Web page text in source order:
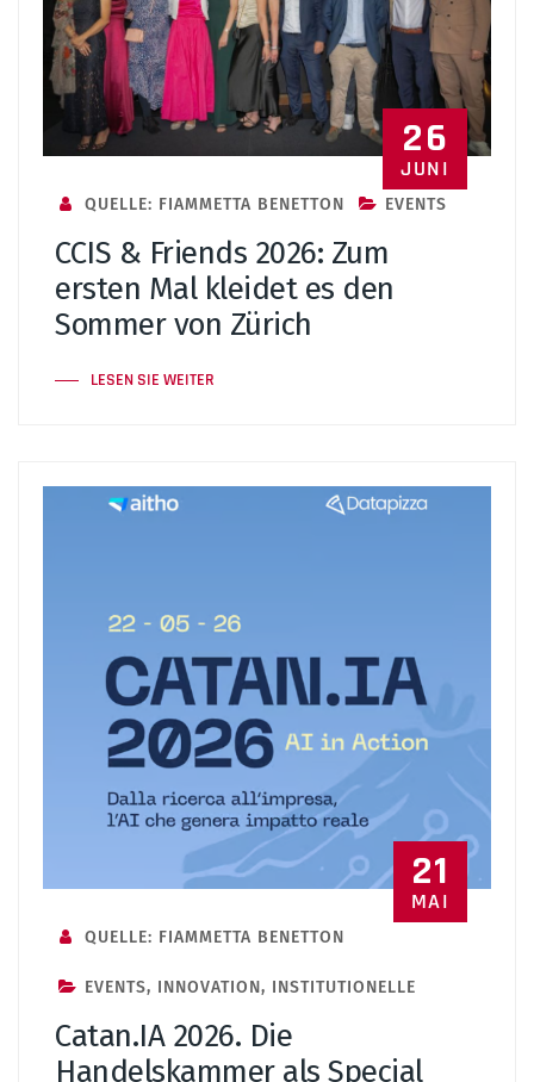
26
JUNI
QUELLE: FIAMMETTA BENETTON EVENTS
CCIS & Friends 2026: Zum
ersten Mal kleidet es den
Sommer von Zürich
LESEN SIE WEITER
21
MAI
QUELLE: FIAMMETTA BENETTON
EVENTS, INNOVATION, INSTITUTIONELLE
Catan.IA 2026. Die
Handelskammer als Special